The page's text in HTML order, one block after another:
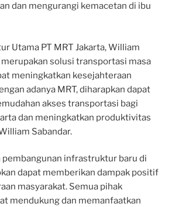
dan mengurangi kemacetan di ibu
Utama PT MRT Jakarta, William
merupakan solusi transportasi masa
meningkatkan kesejahteraan
adanya MRT, diharapkan dapat
akses transportasi bagi
dan meningkatkan produktivitas
Sabandar.
pembangunan infrastruktur baru di
dapat memberikan dampak positif
masyarakat. Semua pihak
mendukung dan memanfaatkan